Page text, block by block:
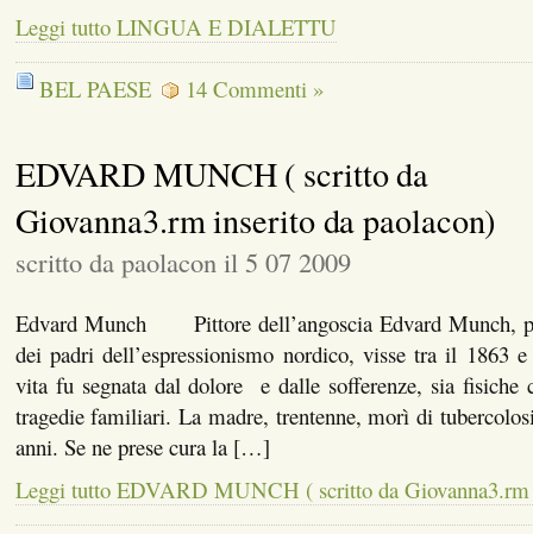
Leggi tutto LINGUA E DIALETTU
BEL PAESE 14 Commenti »
EDVARD MUNCH ( scritto da
Giovanna3.rm inserito da paolacon)
scritto da paolacon il 5 07 2009
Edvard Munch Pittore dell’angoscia Edvard Munch,
dei padri dell’espressionismo nordico, visse tra il 1863
vita fu segnata dal dolore e dalle sofferenze, sia
tragedie familiari. La madre, trentenne, morì di
anni. Se ne prese cura la […]
Leggi tutto EDVARD MUNCH ( scritto da Giovanna3.rm